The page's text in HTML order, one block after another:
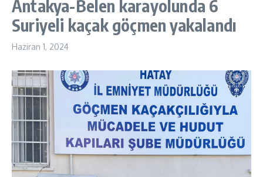
Antakya-Belen karayolunda 6
Suriyeli kaçak göçmen yakalandı
Haziran 1, 2024